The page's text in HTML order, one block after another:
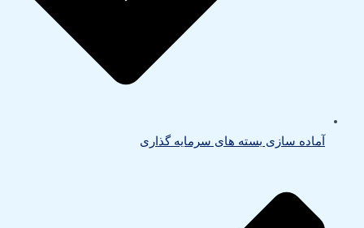
آماده سازی بسته های سرمایه گذاری